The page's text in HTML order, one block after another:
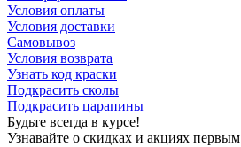
Условия оплаты
Условия доставки
Самовывоз
Условия возврата
Узнать код краски
Подкрасить сколы
Подкрасить царапины
Будьте всегда в курсе!
Узнавайте о скидках и акциях первым